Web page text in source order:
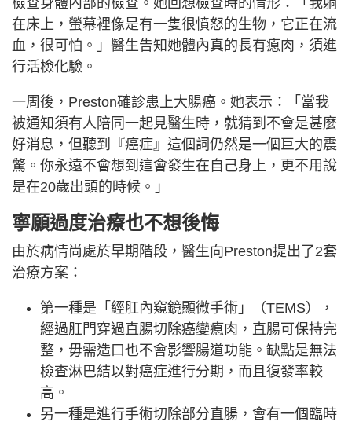
檢查身體內部的檢查。她回想檢查時的情形：「我躺
在床上，螢幕裡像是有一隻很憤怒的生物，它正在流
血，很可怕。」醫生告知她體內真的長有瘜肉，須進
行活檢化驗。
一周後，Preston確診患上大腸癌。她表示：「當我
被通知須有人陪同一起見醫生時，就猜到不會是甚麼
好消息，但聽到『癌症』這個詞仍然是一個巨大的震
驚。你永遠不會想到這會發生在自己身上，更不用說
是在20歲出頭的時候。」
寧願過度治療也不想後悔
由於病情尚處於早期階段，醫生向Preston提出了2套
治療方案：
第一種是「經肛內窺鏡顯微手術」（TEMS），
經過肛門穿過直腸切除癌變瘜肉，直腸可保持完
整，毋需造口也不會影響腸道功能。缺點是無法
檢查淋巴結以對癌症進行分期，而且復發率較
高。
另一種是進行手術切除部分直腸，會有一個臨時